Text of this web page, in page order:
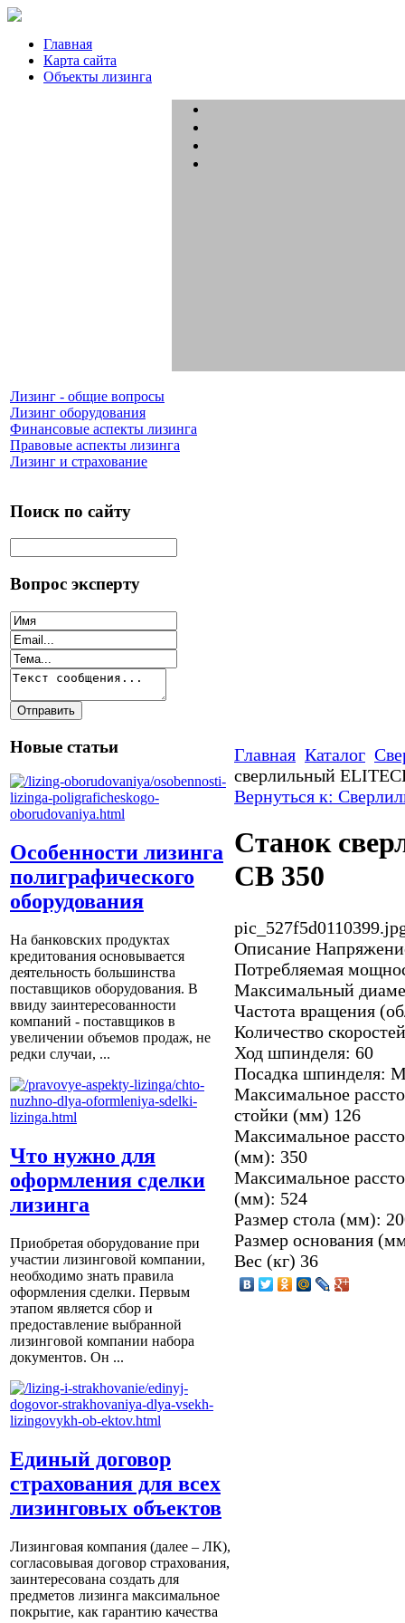
Главная
Карта сайта
Объекты лизинга
Лизинг - общие вопросы
Лизинг оборудования
Финансовые аспекты лизинга
Правовые аспекты лизинга
Лизинг и страхование
Поиск по сайту
Вопрос эксперту
Новые статьи
Особенности лизинга
полиграфического
оборудования
На банковских продуктах
кредитования основывается
деятельность большинства
поставщиков оборудования. В
ввиду заинтересованности
компаний - поставщиков в
увеличении объемов продаж, не
редки случаи, ...
Что нужно для
оформления сделки
лизинга
Приобретая оборудование при
участии лизинговой компании,
необходимо знать правила
оформления сделки. Первым
этапом является сбор и
предоставление выбранной
лизинговой компании набора
документов. Он ...
Единый договор
страхования для всех
лизинговых объектов
Лизинговая компания (далее – ЛК),
согласовывая договор страхования,
заинтересована создать для
предметов лизинга максимальное
покрытие, как гарантию качества
Главная Каталог
сверлильный
Вернуться к:
Станок
СВ 350
Описание
Потребляемая
Максимальный
Частота вращения
Количество
Ход шпинделя: 60
Посадка шпинделя:
Максимальное
стойки (мм) 126
Максимальное
(мм): 350
Максимальное
(мм): 524
Размер стола (мм):
Размер основания
Вес (кг) 36